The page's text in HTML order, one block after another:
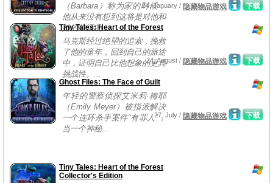
（Barbara）称为家的时候，
他从来没有想到这将是对他和
她的生活的...
下载
14, January / 隐藏物品游戏
Tiny Tales: Heart of the Forest
马克斯经过绝望的追索，挽救
了他的童年，回到自己的旅途
中，证明自己比他想象的更具
挑战性。...
下载
24, August / 隐藏物品游戏
Ghost Files: The Face of Guilt
年轻的警察侦探艾米莉·梅耶
（Emily Meyer）被指派解决
一个连环杀手案件“有罪人”，
当一个神秘...
下载
27, July / 隐藏物品游戏
Tiny Tales: Heart of the Forest
Collector's Edition